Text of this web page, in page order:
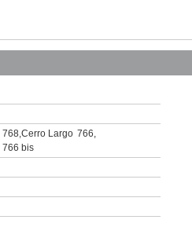
768,Cerro Largo 766,
766 bis